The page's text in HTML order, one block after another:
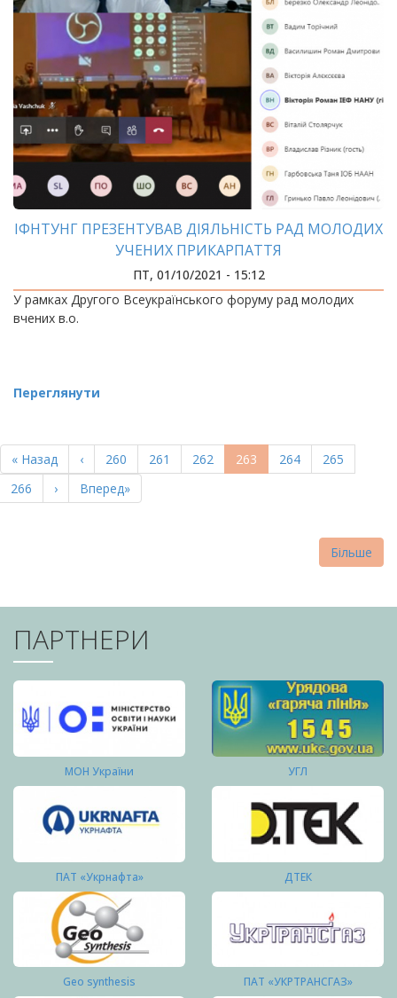
ІФНТУНГ ПРЕЗЕНТУВАВ ДІЯЛЬНІСТЬ РАД МОЛОДИХ
УЧЕНИХ ПРИКАРПАТТЯ
ПТ, 01/10/2021 - 15:12
У рамках Другого Всеукраїнського форуму рад молодих
вчених в.о.
Переглянути
НА
СТОРІНКИ
Перша
сторінка
« Назад
Попередня
сторінка
‹ Page
260 Page
261 Page
262
Поточна
сторінка
263 Page
264 Page
265
Page
266
Наступна
сторінка
›
Остання
сторінка
Вперед»
Більше
ПАРТНЕРИ
МОН України УГЛ
ПАТ «Укрнафта» ДТЕК
Geo synthesis ПАТ «УКРТРАНСГАЗ»